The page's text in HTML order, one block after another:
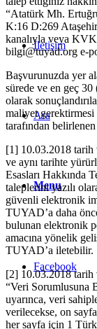
İletişim
Ara
Menu
Facebook
“Atatürk Mh.
K:16 D:269
kanalıyla veya
bilgi@tuyad.org e-
Başvurunuzda yer
sürede ve en geç
olarak
maliyet
tarafından
[1] 10.03.2018 tarih
ve aynı tarihte
Esasları Hakkında
taleplerini yazılı
güvenli elektronik
TUYAD’a daha
bulunan elektronik
amacına yönelik
TUYAD’a iletebilir.
[2] 10.03.2018 tarih
“Veri Sorumlusuna
uyarınca, veri
verilecekse, on
her sayfa için 1